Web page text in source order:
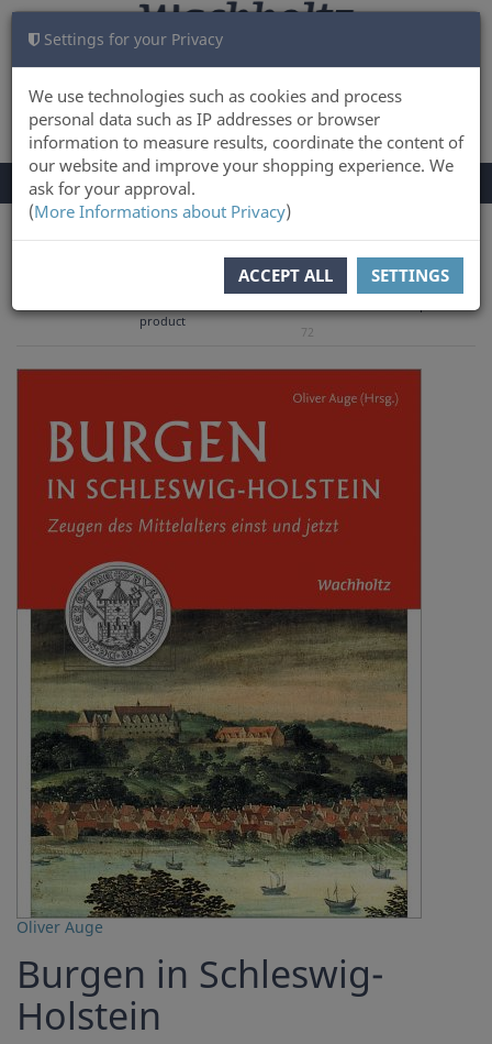
Settings for your Privacy
We use technologies such as cookies and process
personal data such as IP addresses or browser
information to measure results, coordinate the content of
our website and improve your shopping experience. We
ask for your approval.
(More Informations about Privacy)
ACCEPT ALL SETTINGS
LOG IN CART 0
TOGGLE
NAVIGATION
Menu
product
72
Oliver Auge
Burgen in Schleswig-
Holstein